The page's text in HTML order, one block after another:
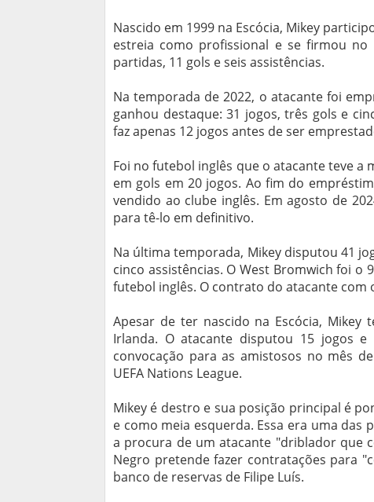
Nascido em 1999 na Escócia, Mikey
estreia como profissional e se firmou
partidas, 11 gols e seis assistências.
Na temporada de 2022, o atacante foi
ganhou destaque: 31 jogos, três gols e
faz apenas 12 jogos antes de ser
Foi no futebol inglês que o atacante teve
em gols em 20 jogos. Ao fim do
vendido ao clube inglês. Em agosto de
para tê-lo em definitivo.
Na última temporada, Mikey disputou 41
cinco assistências. O West Bromwich foi o
futebol inglês. O contrato do atacante com
Apesar de ter nascido na Escócia, Mikey
Irlanda. O atacante disputou 15 jogos
convocação para as amistosos no mês
UEFA Nations League.
Mikey é destro e sua posição principal é
e como meia esquerda. Essa era uma das
a procura de um atacante "driblador que
Negro pretende fazer contratações para
banco de reservas de Filipe Luís.